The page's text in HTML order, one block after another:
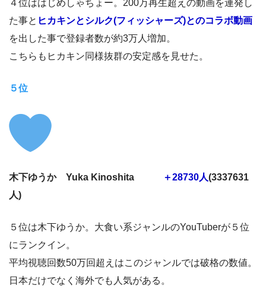
４位ははじめしゃちょー。200万再生超えの動画を連発し
た事と ヒカキンとシルク(フィッシャーズ)とのコラボ動画
を出した事で登録者数が約3万人増加。
こちらもヒカキン同様抜群の安定感を見せた。
５位
木下ゆうか Yuka Kinoshita ＋28730人(3337631
人)
５位は木下ゆうか。大食い系ジャンルのYouTuberが５位
にランクイン。
平均視聴回数50万回超えはこのジャンルでは破格の数値。
日本だけでなく海外でも人気がある。